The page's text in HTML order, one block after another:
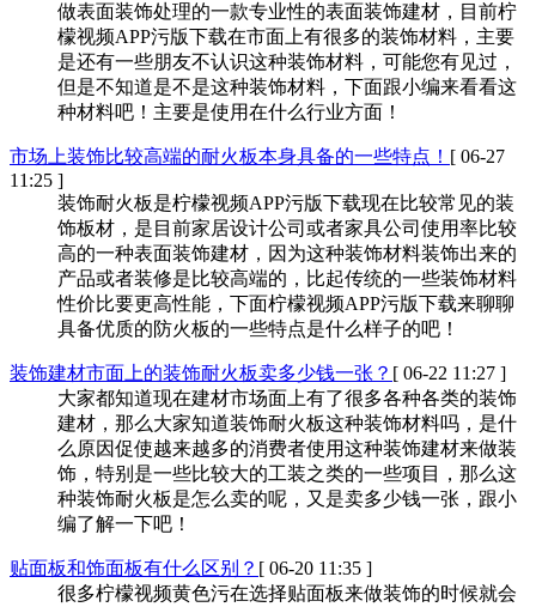
做表面装饰处理的一款专业性的表面装饰建材，目前柠
檬视频APP污版下载在市面上有很多的装饰材料，主要
是还有一些朋友不认识这种装饰材料，可能您有见过，
但是不知道是不是这种装饰材料，下面跟小编来看看这
种材料吧！主要是使用在什么行业方面！
市场上装饰比较高端的耐火板本身具备的一些特点！ [ 06-27
11:25 ]
装饰耐火板是柠檬视频APP污版下载现在比较常见的装
饰板材，是目前家居设计公司或者家具公司使用率比较
高的一种表面装饰建材，因为这种装饰材料装饰出来的
产品或者装修是比较高端的，比起传统的一些装饰材料
性价比要更高性能，下面柠檬视频APP污版下载来聊聊
具备优质的防火板的一些特点是什么样子的吧！
装饰建材市面上的装饰耐火板卖多少钱一张？ [ 06-22 11:27 ]
大家都知道现在建材市场面上有了很多各种各类的装饰
建材，那么大家知道装饰耐火板这种装饰材料吗，是什
么原因促使越来越多的消费者使用这种装饰建材来做装
饰，特别是一些比较大的工装之类的一些项目，那么这
种装饰耐火板是怎么卖的呢，又是卖多少钱一张，跟小
编了解一下吧！
贴面板和饰面板有什么区别？ [ 06-20 11:35 ]
很多柠檬视频黄色污在选择贴面板来做装饰的时候就会